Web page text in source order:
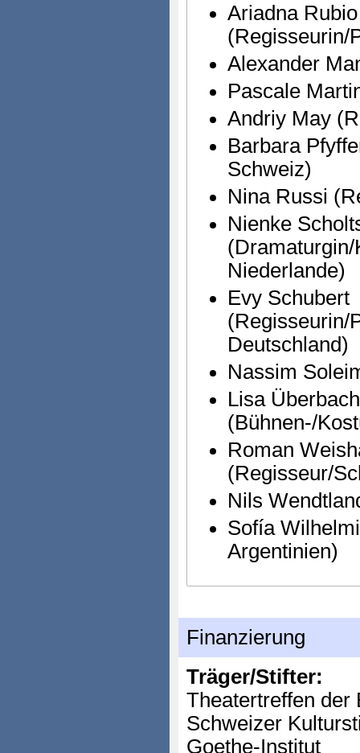
Ariadna
(Regisseurin/
Alexander
Pascale
Andriy May
Barbara
Schweiz)
Nina Russi
Nienke
Niederlande)
Evy Schubert
(Regisseurin/
Deutschland)
Nassim
Lisa
(Bühnen-/
Roman
(Regisseur/
Nils
Sofía
Argentinien)
Finanzierung
Träger/Stifter:
Theatertreffen der
Schweizer
Goethe-Institut